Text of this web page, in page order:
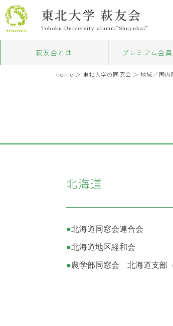
東北大学 萩友会
Tohoku University alumni"Shuyukai"
萩友会とは プレミアム会
home ＞ 東北大学の同窓会 ＞ 地域／国
北海道
●北海道同窓会連合会
●北海道地区経和会
●農学部同窓会 北海道支部